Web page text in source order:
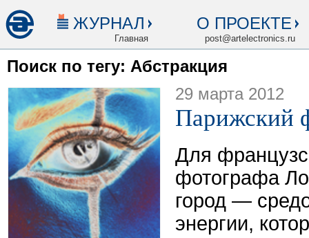
ЖУРНАЛ
Главная
О ПРОЕКТЕ
post@artelectronics.ru
Поиск по тегу: Абстракция
29 марта 2012
Парижский
Для
фотографа
город —
энергии,